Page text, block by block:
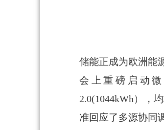
储能正成为欧洲能
会上重磅启动微
2.0(1044kWh），
准回应了多源协同